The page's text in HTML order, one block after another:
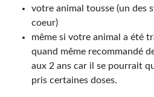
votre animal tousse (un des
coeur)
même si votre animal a été
quand même recommandé
aux 2 ans car il se pourrait
pris certaines doses.